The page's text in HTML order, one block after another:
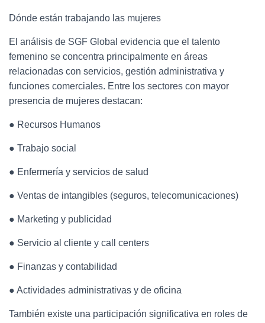
Dónde están trabajando las mujeres
El análisis de SGF Global evidencia que el talento
femenino se concentra principalmente en áreas
relacionadas con servicios, gestión administrativa y
funciones comerciales. Entre los sectores con mayor
presencia de mujeres destacan:
● Recursos Humanos
● Trabajo social
● Enfermería y servicios de salud
● Ventas de intangibles (seguros, telecomunicaciones)
● Marketing y publicidad
● Servicio al cliente y call centers
● Finanzas y contabilidad
● Actividades administrativas y de oficina
También existe una participación significativa en roles de